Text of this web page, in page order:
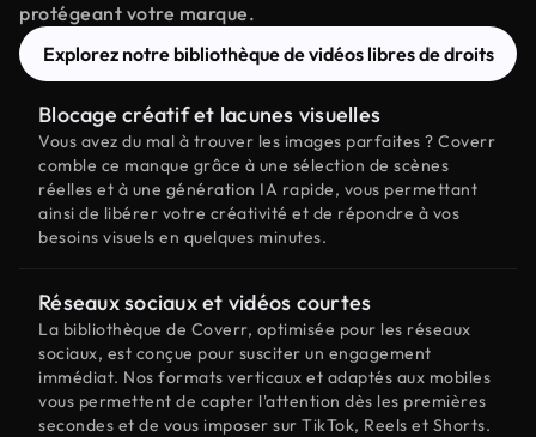
protégeant votre marque.
Explorez notre bibliothèque de vidéos libres de droits
Blocage créatif et lacunes visuelles
Vous avez du mal à trouver les images parfaites ? Coverr
comble ce manque grâce à une sélection de scènes
réelles et à une génération IA rapide, vous permettant
ainsi de libérer votre créativité et de répondre à vos
besoins visuels en quelques minutes.
Réseaux sociaux et vidéos courtes
La bibliothèque de Coverr, optimisée pour les réseaux
sociaux, est conçue pour susciter un engagement
immédiat. Nos formats verticaux et adaptés aux mobiles
vous permettent de capter l'attention dès les premières
secondes et de vous imposer sur TikTok, Reels et Shorts.